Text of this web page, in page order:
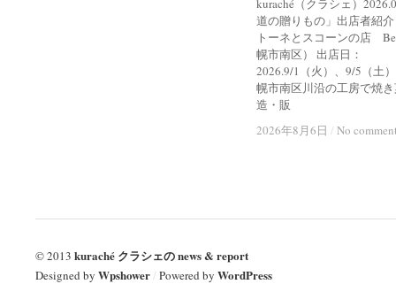
kuraché（クラシェ）
道の贈りもの」出店者紹
トーネとスコーンの店
幌市南区） 出店日：
2026.9/1（火）、9/5（土
幌市南区川沿の工房で焼
造・販
2026年8月6日 / No
2026年8月6日 / No
© 2013 kuraché クラシェの news & report
Designed by Wpshower/ Powered by WordPress